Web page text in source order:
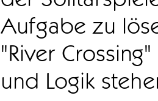
Aufgabe zu
"River
und Logik